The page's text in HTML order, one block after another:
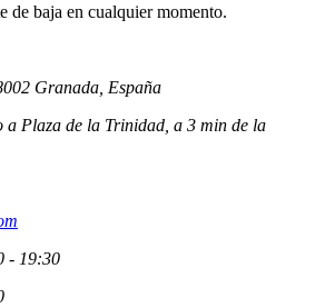
de baja en cualquier momento.
Granada, España
a Plaza de la Trinidad, a 3 min de la
- 19:30